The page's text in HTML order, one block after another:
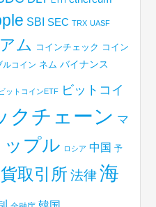
SBI SEC TRX UASF
ム コインチェック コイン
ルコイン ネム バイナンス
ビットコインETF ビットコイ
クチェーン マ
ップル ロシア 中国 予
取引所 法律 海